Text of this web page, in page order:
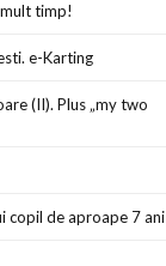
timp!
e-Karting
(II). Plus „my two
copil de aproape 7 ani